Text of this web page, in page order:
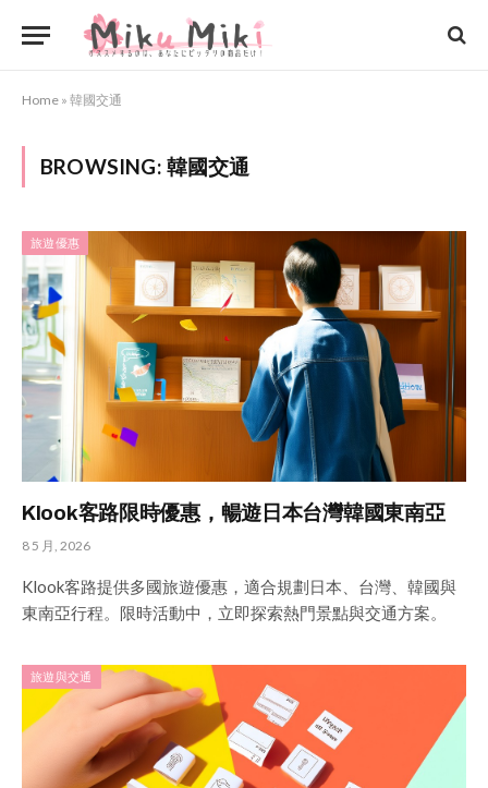
Home » 韓國交通
BROWSING: 韓國交通
旅遊優惠
Klook客路限時優惠，暢遊日本台灣韓國東南亞
8 5 月, 2026
Klook客路提供多國旅遊優惠，適合規劃日本、台灣、韓國與
東南亞行程。限時活動中，立即探索熱門景點與交通方案。
旅遊與交通